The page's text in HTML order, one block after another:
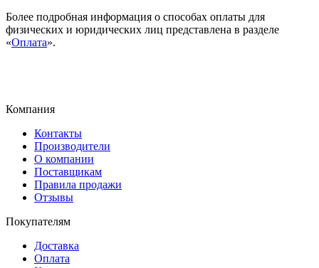
Более подробная информация о способах оплаты для
физических и юридических лиц представлена в разделе
«Оплата».
Компания
Контакты
Производители
О компании
Поставщикам
Правила продажи
Отзывы
Покупателям
Доставка
Оплата